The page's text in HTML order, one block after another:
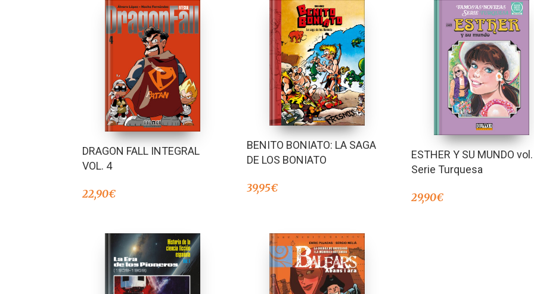
DRAGON FALL INTEGRAL
VOL. 4
22,90€
BENITO BONIATO: LA SAGA
DE LOS BONIATO
39,95€
ESTHER Y SU MUNDO
Serie Turquesa
29,90€